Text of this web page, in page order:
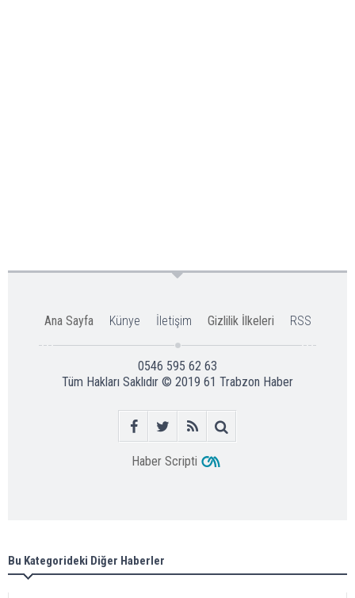
Ana Sayfa Künye İletişim Gizlilik İlkeleri RSS
0546 595 62 63
Tüm Hakları Saklıdır © 2019 61 Trabzon Haber
Haber Scripti
Bu Kategorideki Diğer Haberler